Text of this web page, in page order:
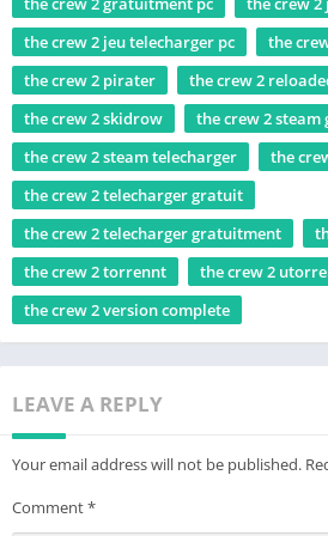
the crew 2 jeu telecharger pc
the
the crew 2 pirater
the crew 2
the crew 2 skidrow
the crew 2
the crew 2 steam telecharger
the
the crew 2 telecharger gratuit
the crew 2 telecharger gratuitment
the crew 2 torrennt
the crew 2
the crew 2 version complete
LEAVE A REPLY
Your email address will not be published.
Comment*